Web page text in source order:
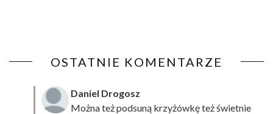
OSTATNIE KOMENTARZE
Daniel Drogosz
Można też podsuną krzyżówkęteż świetnie